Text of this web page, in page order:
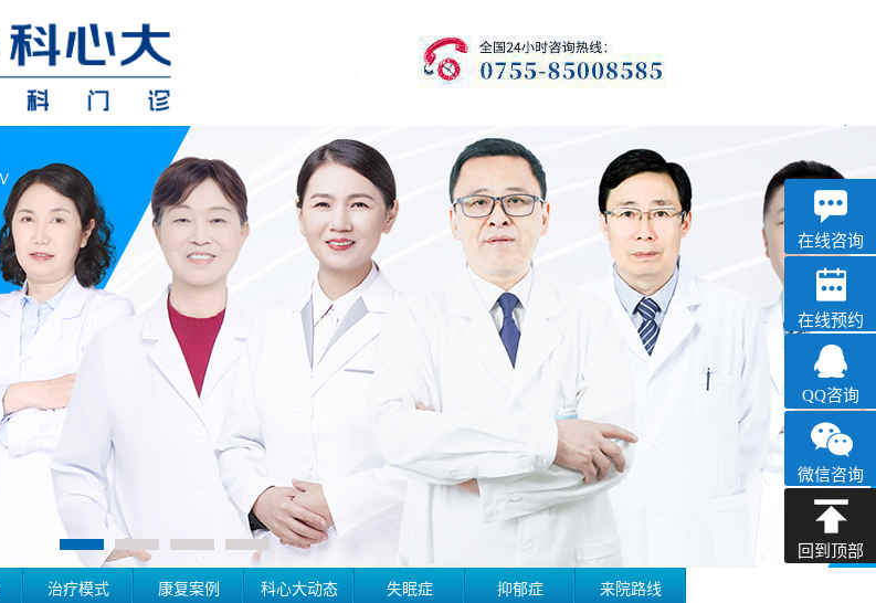
治疗模式 康复案例 科心大动态 失眠症 抑郁症 来院路线
优眠
失眠抑郁专科
在线咨询
在线预约
QQ咨询
微信咨询
回到顶部